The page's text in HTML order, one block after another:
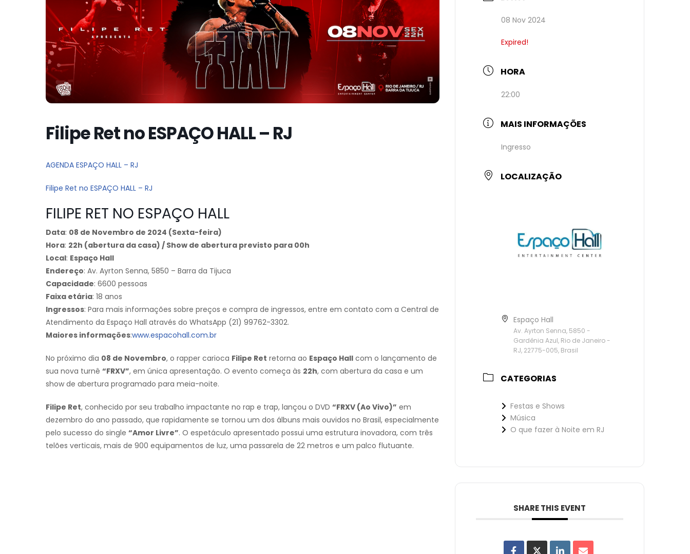
Filipe Ret no ESPAÇO HALL – RJ
AGENDA ESPAÇO HALL – RJ
Filipe Ret no ESPAÇO HALL – RJ
FILIPE RET NO ESPAÇO HALL
Data: 08 de Novembro de 2024 (Sexta-feira)
Hora: 22h (abertura da casa) / Show de abertura previsto para 00h
Local: Espaço Hall
Endereço: Av. Ayrton Senna, 5850 – Barra da Tijuca
Capacidade: 6600 pessoas
Faixa etária: 18 anos
Ingressos: Para mais informações sobre preços e compra de ingressos, entre em contato com a Central de
Atendimento da Espaço Hall através do WhatsApp (21) 99762-3302.
Maiores informações:www.espacohall.com.br
No próximo dia 08 de Novembro, o rapper carioca Filipe Ret retorna ao Espaço Hall com o lançamento de
sua nova turnê “FRXV”, em única apresentação. O evento começa às 22h, com abertura da casa e um
show de abertura programado para meia-noite.
Filipe Ret, conhecido por seu trabalho impactante no rap e trap, lançou o DVD “FRXV (Ao Vivo)” em
dezembro do ano passado, que rapidamente se tornou um dos álbuns mais ouvidos no Brasil, especialmente
pelo sucesso do single “Amor Livre”. O espetáculo apresentado possui uma estrutura inovadora, com três
telões verticais, mais de 900 equipamentos de luz, uma passarela de 22 metros e um palco flutuante.
08 Nov 2024
Expired!
HORA
22:00
MAIS INFORMAÇÕES
Ingresso
LOCALIZAÇÃO
Espaço Hall
Av. Ayrton Senna, 5850 -
Gardênia Azul, Rio de Janeiro -
RJ, 22775-005, Brasil
CATEGORIAS
Festas e Shows
Música
O que fazer à Noite em RJ
SHARE THIS EVENT